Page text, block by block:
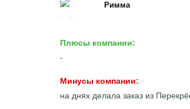
Римма
Плюсы компании:
-
Минусы компании:
на днях делала заказ из